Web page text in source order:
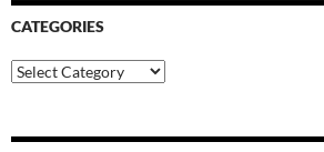
CATEGORIES
Categories